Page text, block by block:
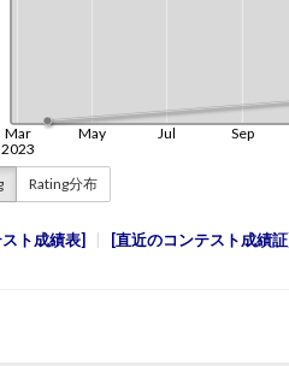
Rating分布
スト成績表 直近のコンテスト成績証